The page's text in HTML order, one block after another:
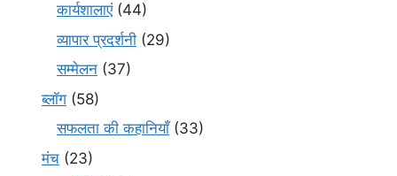
कार्यशालाएं(44)
व्यापार प्रदर्शनी (29)
सम्मेलन (37)
ब्लॉग (58)
सफलता की कहानियाँ(33)
मंच (23)